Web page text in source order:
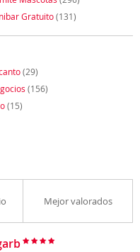
Gratuito(131)
(29)
(156)
(15)
Mejor valorados